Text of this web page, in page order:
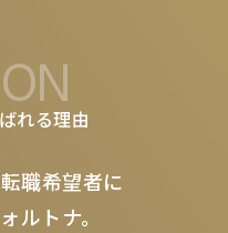
れる理由
職希望者に
ルトナ。